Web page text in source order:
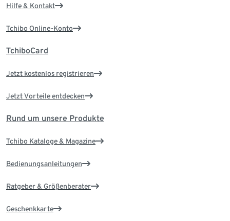
Hilfe & Kontakt
Tchibo Online-Konto
TchiboCard
Jetzt kostenlos registrieren
Jetzt Vorteile entdecken
Rund um unsere Produkte
Tchibo Kataloge & Magazine
Bedienungsanleitungen
Ratgeber & Größenberater
Geschenkkarte